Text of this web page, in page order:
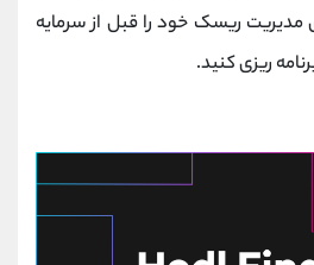
مدیریت ریسک خود را قبل از سرمایه
ریزی کنید.